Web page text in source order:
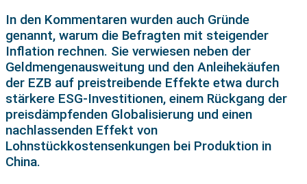
In den Kommentaren wurden auch Gründe
genannt, warum die Befragten mit steigender
Inflation rechnen. Sie verwiesen neben der
Geldmengenausweitung und den Anleihekäufen
der EZB auf preistreibende Effekte etwa durch
stärkere ESG-Investitionen, einem Rückgang der
preisdämpfenden Globalisierung und einen
nachlassenden Effekt von
Lohnstückkostensenkungen bei Produktion in
China.